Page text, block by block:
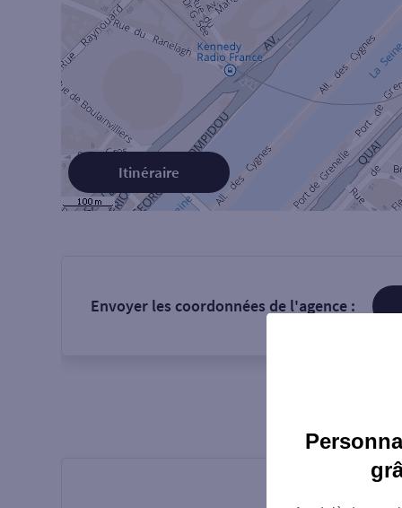
Itinéraire
Envoyer les coordonnées de l'agence :